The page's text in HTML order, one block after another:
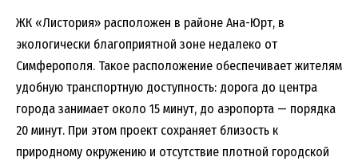
ЖК «Листория» расположен в районе Ана-Юрт, в
экологически благоприятной зоне недалеко от
Симферополя. Такое расположение обеспечивает жителям
удобную транспортную доступность: дорога до центра
города занимает около 15 минут, до аэропорта — порядка
20 минут. При этом проект сохраняет близость к
природному окружению и отсутствие плотной городской